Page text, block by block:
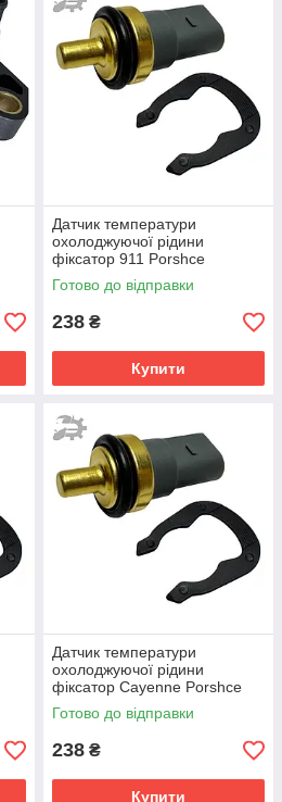
Датчик температури
охолоджуючої рідини
фіксатор 911 Porshce
06A919501 06A919501A
032121142
Готово до відправки
238 ₴
Купити
Датчик температури
охолоджуючої рідини
фіксатор Cayenne Porshce
06A919501 06A919501A
032121142
Готово до відправки
238 ₴
Купити